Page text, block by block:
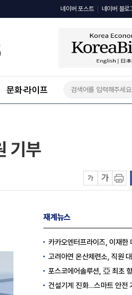
네이버 포스트 네이버 블로
문화·라이프
기부
재계뉴스
카카오엔터프라이즈, 이재한 대표이
고려아연 온산제련소, 직원 대상 온열질환
포스코에어솔루션, 亞 최초 항공우주·방산
건설기계 진화…스마트 안전 기술부